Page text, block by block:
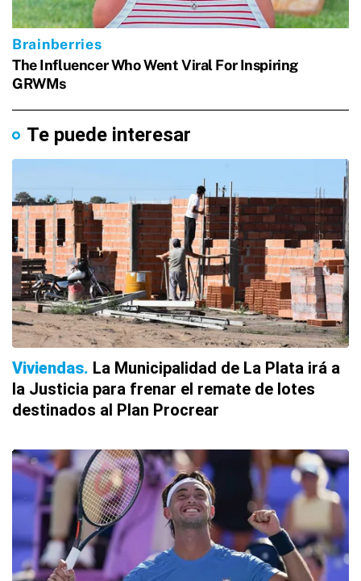
Te puede interesar
Viviendas La Municipalidad de La Plata irá a
la Justicia para frenar el remate de lotes
destinados al Plan Procrear